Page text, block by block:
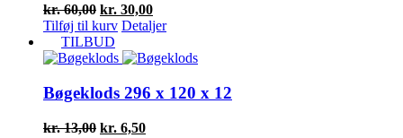
kr.60,00 Den
oprindelige
pris
var:
kr. 30,00Den
aktuelle
er:
Tilføj til kurv Detaljer
TILBUD
Bøgeklods 296 x 120 x 12
kr.13,00 Den
kr. 6,50Den